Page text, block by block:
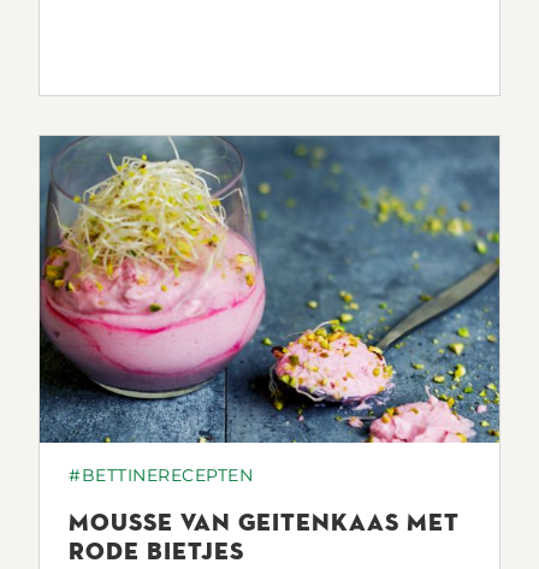
#BETTINERECEPTEN
MOUSSE VAN GEITENKAAS MET
RODE BIETJES